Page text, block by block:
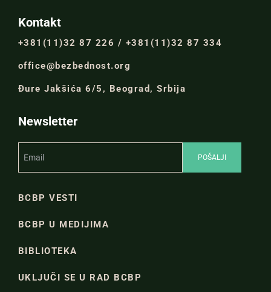
Kontakt
+381(11)32 87 226 / +381(11)32 87 334
office@bezbednost.org
Đure Jakšića 6/5, Beograd, Srbija
Newsletter
BCBP VESTI
BCBP U MEDIJIMA
BIBLIOTEKA
UKLJUČI SE U RAD BCBP